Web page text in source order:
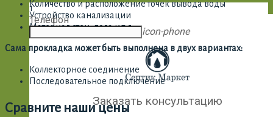
1
Телефон
icon-phone
Заказать консультацию
Количество и расположение точек вывода воды
Устройство канализации
Материал стен, пола и т.д.
Сама прокладка может быть выполнена в двух вариантах:
Коллекторное соединение
Последовательное подключение
Сравните наши цены